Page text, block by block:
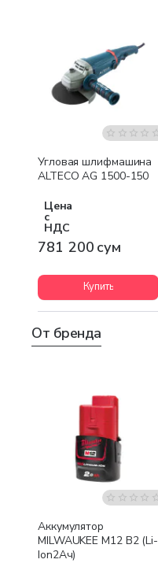
Угловая шлифмашина
ALTECO AG 1500-150
Цена
с
НДС
781 200 сум
Купить
От бренда
Аккумулятор
MILWAUKEE M12 B2 (Li-
Ion2Ач)